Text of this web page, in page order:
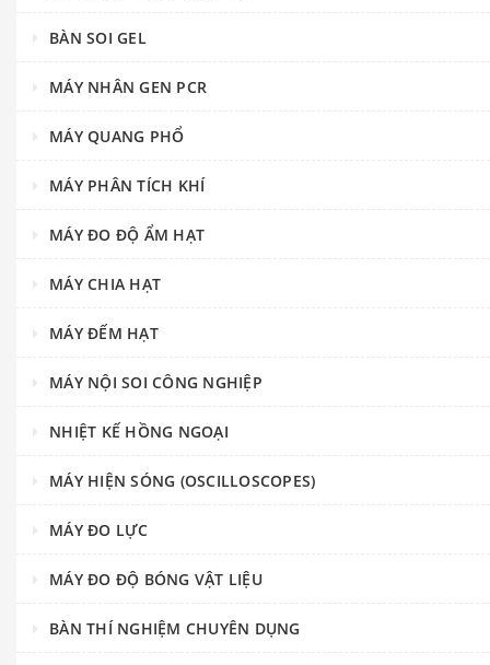
BÀN SOI GEL
MÁY NHÂN GEN PCR
MÁY QUANG PHỔ
MÁY PHÂN TÍCH KHÍ
MÁY ĐO ĐỘ ẨM HẠT
MÁY CHIA HẠT
MÁY ĐẾM HẠT
MÁY NỘI SOI CÔNG NGHIỆP
NHIỆT KẾ HỒNG NGOẠI
MÁY HIỆN SÓNG (OSCILLOSCOPES)
MÁY ĐO LỰC
MÁY ĐO ĐỘ BÓNG VẬT LIỆU
BÀN THÍ NGHIỆM CHUYÊN DỤNG